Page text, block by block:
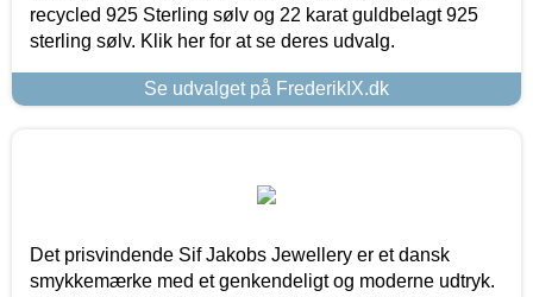
recycled 925 Sterling sølv og 22 karat guldbelagt 925
sterling sølv. Klik her for at se deres udvalg.
Se udvalget på FrederikIX.dk
Det prisvindende Sif Jakobs Jewellery er et dansk
smykkemærke med et genkendeligt og moderne udtryk.